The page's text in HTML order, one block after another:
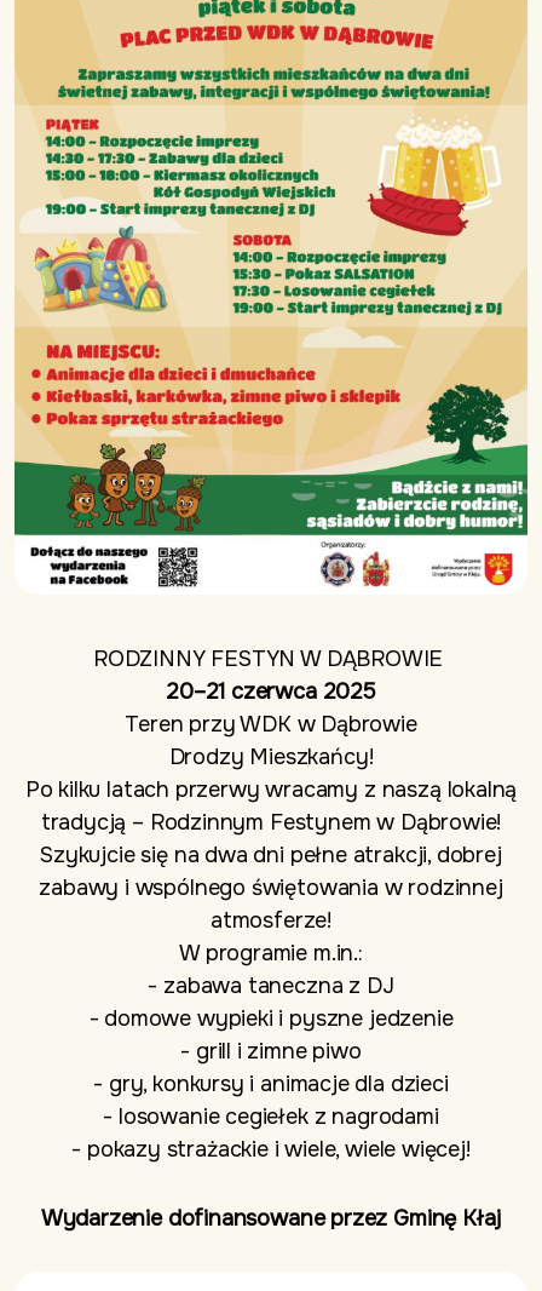
RODZINNY FESTYN W DĄBROWIE
20–21 czerwca 2025
Teren przy WDK w Dąbrowie
Drodzy Mieszkańcy!
Po kilku latach przerwy wracamy z naszą lokalną
tradycją – Rodzinnym Festynem w Dąbrowie!
Szykujcie się na dwa dni pełne atrakcji, dobrej
zabawy i wspólnego świętowania w rodzinnej
atmosferze!
W programie m.in.:
- zabawa taneczna z DJ
- domowe wypieki i pyszne jedzenie
- grill i zimne piwo
- gry, konkursy i animacje dla dzieci
- losowanie cegiełek z nagrodami
- pokazy strażackie i wiele, wiele więcej!
Wydarzenie dofinansowane przez Gminę Kłaj